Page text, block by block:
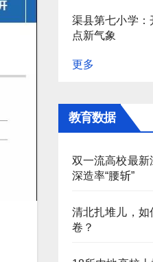
渠县第七小学：
点新气象
更多
教育数据
双一流高校最新
深造率“腰斩”
清北扎堆儿，如
卷？